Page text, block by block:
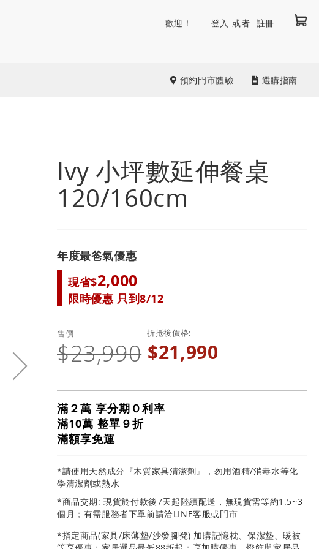
我
歡迎！ 登入 註冊
預約門市體驗 選購指南
Ivy 小坪數延伸餐桌
120/160cm
年度最爸氣優惠
現省$2,000
限時優惠 只到8/12
折抵後價格
$21,990
售價
$23,990
滿２萬 享分期０利率
滿10萬 整單９折
滿額享免運
*請使用天然成分『木質家具清潔劑』，勿用酒精/消毒水等化
學清潔劑或熱水
*商品交期: 現貨於付款後7天起陸續配送，無現貨需等約1.5~3
個月；有需服務者下單前請洽LINE客服或門市
*指定商品(家具/床薄墊/沙發腳凳) 加購記憶枕、保潔墊、暖被